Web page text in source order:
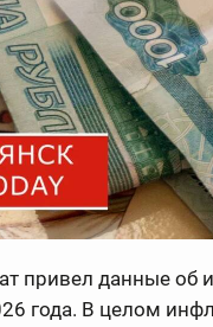
привел данные об
года. В целом